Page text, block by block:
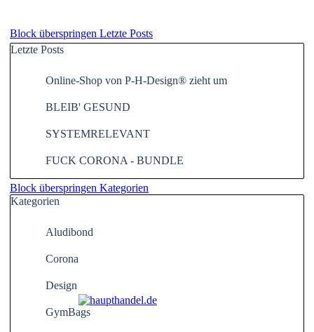
Block überspringen Letzte Posts
Letzte Posts
Online-Shop von P-H-Design® zieht um
BLEIB' GESUND
SYSTEMRELEVANT
FUCK CORONA - BUNDLE
Block überspringen Kategorien
Kategorien
Aludibond
Corona
Design
GymBags